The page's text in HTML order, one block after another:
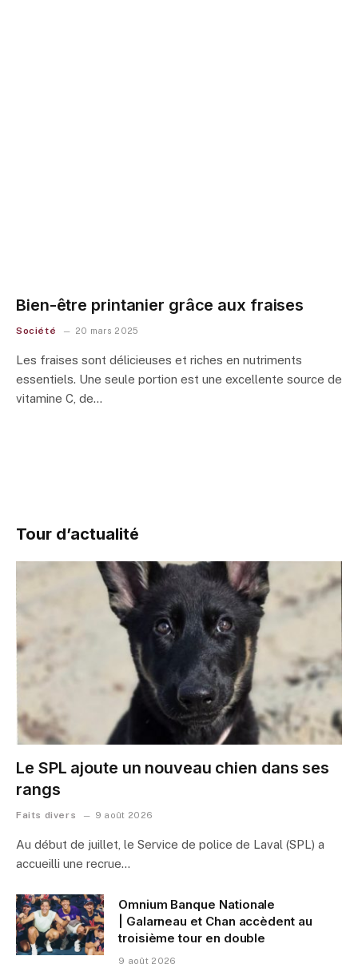
Bien-être printanier grâce aux fraises
Société 20 mars 2025
Les fraises sont délicieuses et riches en nutriments
essentiels. Une seule portion est une excellente source de
vitamine C, de…
Tour d’actualité
Le SPL ajoute un nouveau chien dans ses
rangs
Faits divers 9 août 2026
Au début de juillet, le Service de police de Laval (SPL) a
accueilli une recrue…
Omnium Banque Nationale
| Galarneau et Chan accèdent au
troisième tour en double
9 août 2026